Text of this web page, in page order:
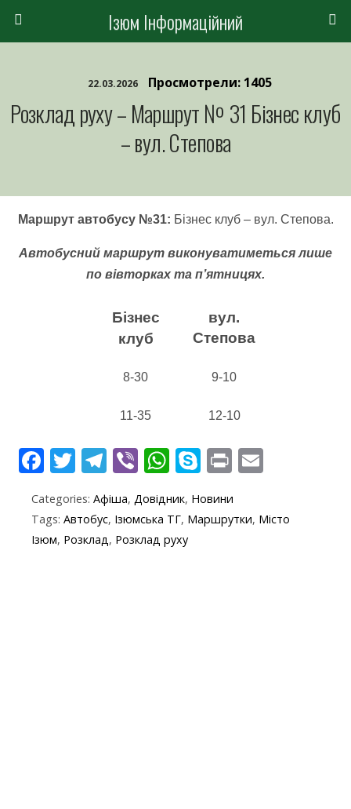
Ізюм Інформаційний
22.03.2026 Просмотрели: 1405
Розклад руху – Маршрут № 31 Бізнес клуб
– вул. Степова
Маршрут автобусу №31: Бізнес клуб – вул. Степова.
Автобусний маршрут виконуватиметься лише
по вівторках та п’ятницях.
Бізнес
клуб
вул.
Степова
8-30 9-10
11-35 12-10
F
e
b
T
itt
er
T
e
gr
Vi
er
W
at
s
S
y
p
Pr
t ai
Categories: Афіша, Довідник, Новини
Tags: Автобус, Ізюмська ТГ, Маршрутки, Місто
Ізюм, Розклад, Розклад руху